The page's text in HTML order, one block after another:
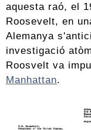
aquesta raó, el
Roosevelt, en
Alemanya
investigació
Roosvelt va
Manhattan.